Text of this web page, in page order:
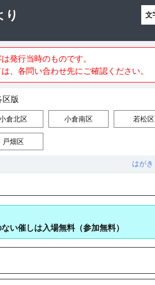
り 文
発行当時のものです。
、各問い合わせ先にご確認ください。
版
倉北区 小倉南区 若松区
戸畑区
はが
い催しは入場無料（参加無料）